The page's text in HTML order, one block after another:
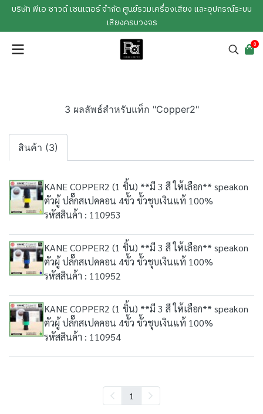
บริษัท พีเอ ซาวด์ เซนเตอร์ จำกัด ศูนย์รวมเครื่องเสียง และอุปกรณ์ระบบ
เสียงครบวงจร
0
3 ผลลัพธ์สำหรับแท็ก "Copper2"
สินค้า (3)
KANE COPPER2 (1 ชิ้น) **มี 3 สี ให้เลือก** speakon
ตัวผู้ ปลั๊กสเปคคอน 4ขั้ว ขั้วชุบเงินแท้ 100%
รหัสสินค้า : 110953
KANE COPPER2 (1 ชิ้น) **มี 3 สี ให้เลือก** speakon
ตัวผู้ ปลั๊กสเปคคอน 4ขั้ว ขั้วชุบเงินแท้ 100%
รหัสสินค้า : 110952
KANE COPPER2 (1 ชิ้น) **มี 3 สี ให้เลือก** speakon
ตัวผู้ ปลั๊กสเปคคอน 4ขั้ว ขั้วชุบเงินแท้ 100%
รหัสสินค้า : 110954
1